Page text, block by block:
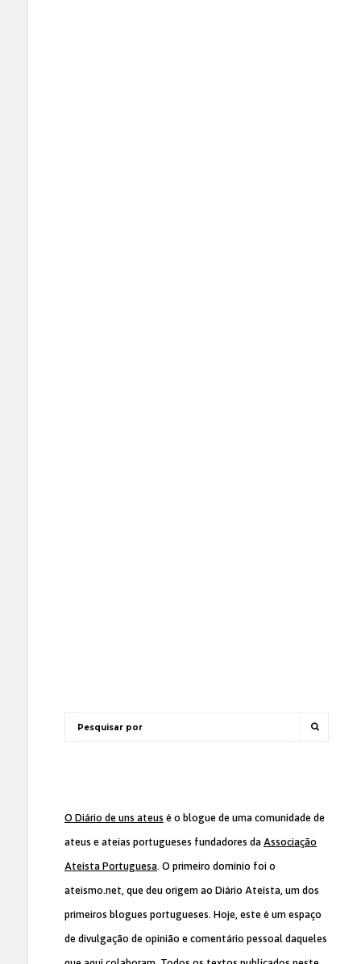
O Diário de uns ateus é o blogue de uma comunidade de
ateus e ateias portugueses fundadores da Associação
Ateísta Portuguesa. O primeiro domínio foi o
ateismo.net, que deu origem ao Diário Ateísta, um dos
primeiros blogues portugueses. Hoje, este é um espaço
de divulgação de opinião e comentário pessoal daqueles